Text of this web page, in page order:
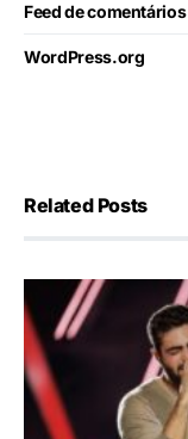
Feed de comentários
WordPress.org
Related Posts